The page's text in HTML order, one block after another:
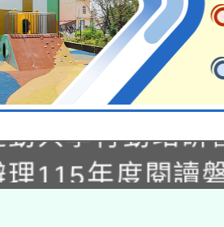
學年度第2次
動共學行動站研
理115年度閱讀